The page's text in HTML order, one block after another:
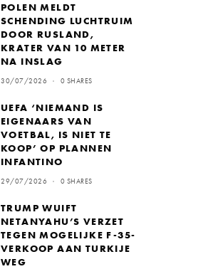
POLEN MELDT
SCHENDING LUCHTRUIM
DOOR RUSLAND,
KRATER VAN 10 METER
NA INSLAG
30/07/2026 0 SHARES
UEFA ‘NIEMAND IS
EIGENAARS VAN
VOETBAL, IS NIET TE
KOOP’ OP PLANNEN
INFANTINO
29/07/2026 0 SHARES
TRUMP WUIFT
NETANYAHU’S VERZET
TEGEN MOGELIJKE F-35-
VERKOOP AAN TURKIJE
WEG